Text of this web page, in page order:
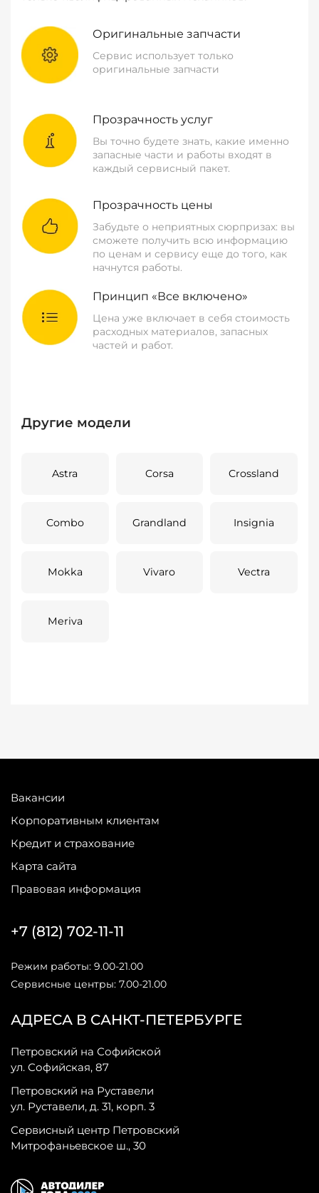
Оригинальные запчасти
Сервис использует только
оригинальные запчасти
Прозрачность услуг
Вы точно будете знать, какие именно
запасные части и работы входят в
каждый сервисный пакет.
Прозрачность цены
Забудьте о неприятных сюрпризах: вы
сможете получить всю информацию
по ценам и сервису еще до того, как
начнутся работы.
Принцип «Все включено»
Цена уже включает в себя стоимость
расходных материалов, запасных
частей и работ.
Другие модели
Astra Corsa Crossland
Combo Grandland Insignia
Mokka Vivaro Vectra
Meriva
Вакансии
Корпоративным клиентам
Кредит и страхование
Карта сайта
Правовая информация
АДРЕСА В САНКТ-ПЕТЕРБУРГЕ
Петровский на Софийской
ул. Софийская, 87
Петровский на Руставели
ул. Руставели, д. 31, корп. 3
Сервисный центр Петровский
Митрофаньевское ш., 30
+7 (812) 702-11-11
Режим работы: 9.00-21.00
Сервисные центры: 7.00-21.00